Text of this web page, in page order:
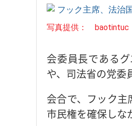
写真提供： baotintuc
会委員長である
や、司法省の党委
会合で、フック
市民権を確保しな